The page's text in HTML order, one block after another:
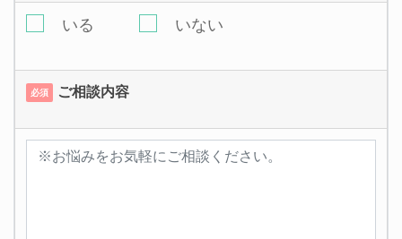
いる いない
必須 ご相談内容